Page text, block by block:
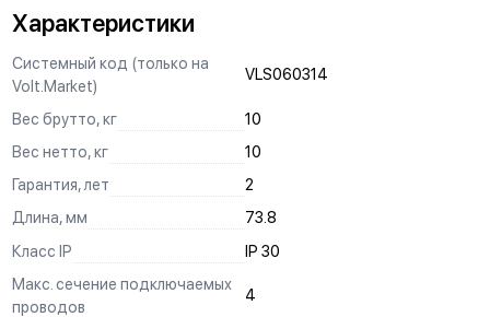
АНКЕРНОЕ КРЕПЛЕНИЕ
Надежно фиксирует механизм в подрозетнике, не мешая
монтажу и не выпадая из свободного положения.
ЗАЩИТА
Механизм выполнен с учетом защиты проводов от
эксплуатацию и исключая вероятность замыкания на детали
корпуса.
КРЕПЛЕНИЕ "ШИП-ПАЗ"
Ускоряет процесс монтажа и регулировки горизонта в
многопостовых конструкциях.
Характеристики
Системный код (только на
Volt.Market)
VLS060314
Вес брутто, кг
10
Вес нетто, кг
10
Гарантия, лет
2
Длина, мм
73.8
Класс IP
IP 30
Макс. сечение подключаемых
проводов
4